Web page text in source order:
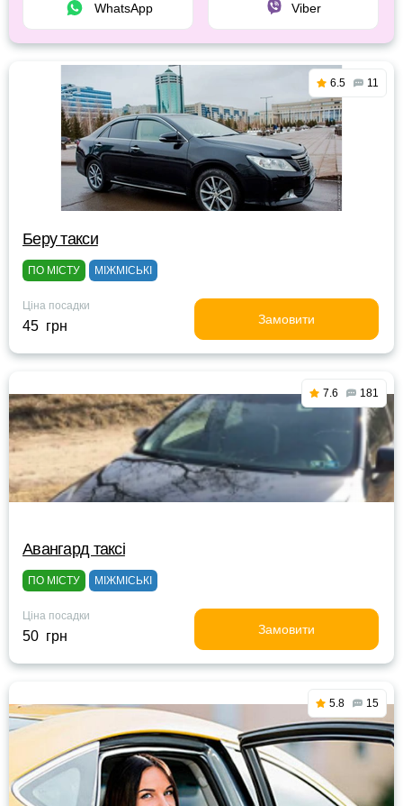
WhatsApp Viber
6.5 11
Беру такси
ПО МІСТУ МІЖМІСЬКІ
Ціна посадки
45 грн Замовити
7.6 181
Авангард таксі
ПО МІСТУ МІЖМІСЬКІ
Ціна посадки
50 грн Замовити
5.8 15